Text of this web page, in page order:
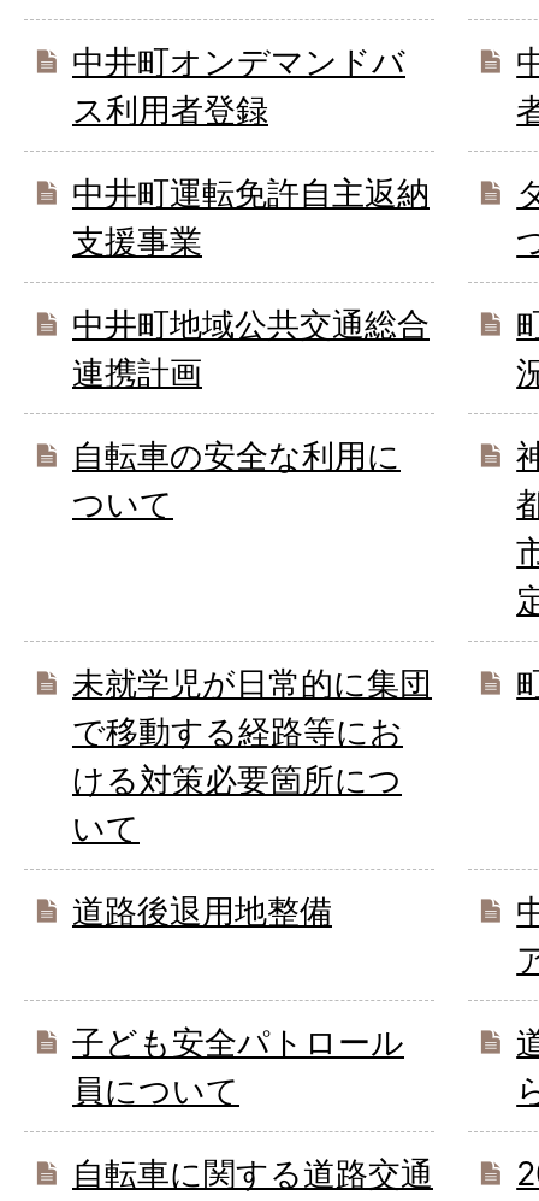
中井町オンデマンドバ
ス利用者登録
中井町運転免許自主返納
支援事業
中井町地域公共交通総合
連携計画
自転車の安全な利用に
ついて
未就学児が日常的に集団
で移動する経路等にお
ける対策必要箇所につ
いて
道路後退用地整備
子ども安全パトロール
員について
自転車に関する道路交通